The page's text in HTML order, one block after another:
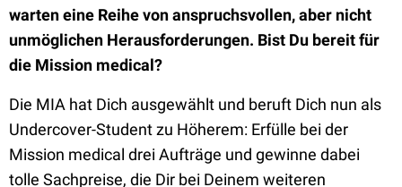
warten eine Reihe von anspruchsvollen, aber nicht
unmöglichen Herausforderungen. Bist Du bereit für
die Mission medical?
Die MIA hat Dich ausgewählt und beruft Dich nun als
Undercover-Student zu Höherem: Erfülle bei der
Mission medical drei Aufträge und gewinne dabei
tolle Sachpreise, die Dir bei Deinem weiteren